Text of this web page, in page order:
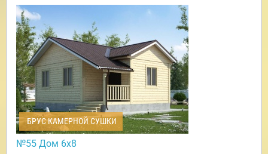
БРУС КАМЕРНОЙ СУШКИ
№55 Дом 6х8